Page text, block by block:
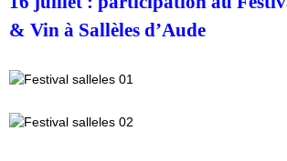
& Vin à Sallèles d’Aude